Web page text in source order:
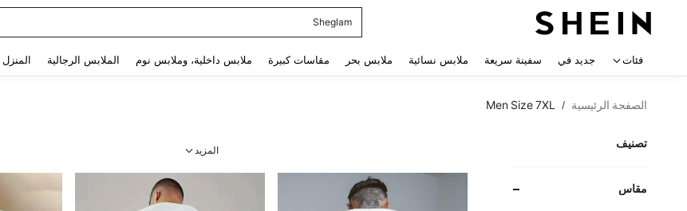
Sheglam
فئات جديد في سفينة سريعة ملابس نسائية ملابس بحر مقاسات كبيرة ملابس داخلية، وملابس نوم الملابس الرجالية
الصفحة الرئيسية /
Men Size 7XL
تصنيف
مقاس
المزيد